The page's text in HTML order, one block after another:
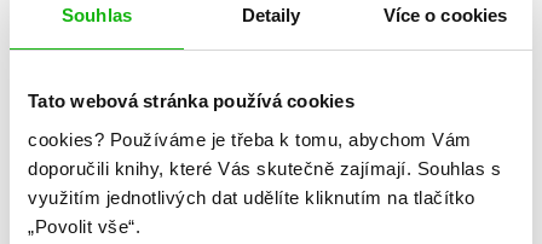
Souhlas Detaily Více o cookies
Tato webová stránka používá cookies
cookies? Používáme je třeba k tomu, abychom Vám
doporučili knihy, které Vás skutečně zajímají. Souhlas s
využitím jednotlivých dat udělíte kliknutím na tlačítko
„Povolit vše“.